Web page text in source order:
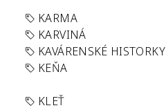
KARMA
KARVINÁ
KAVÁRENSKÉ HISTORKY
KEŇA
KLEŤ